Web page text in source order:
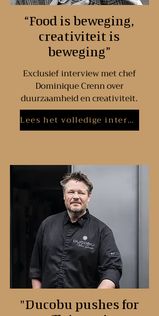
“Food is beweging,
creativiteit is
beweging”
Exclusief interview met chef
Dominique Crenn over
duurzaamheid en creativiteit.
Lees het volledige interview
"Ducobu pushes for